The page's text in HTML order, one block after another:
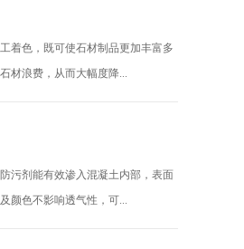
着色，既可使石材制品更加丰富多
材浪费，从而大幅度降...
污剂能有效渗入混凝土内部，表面
颜色不影响透气性，可...